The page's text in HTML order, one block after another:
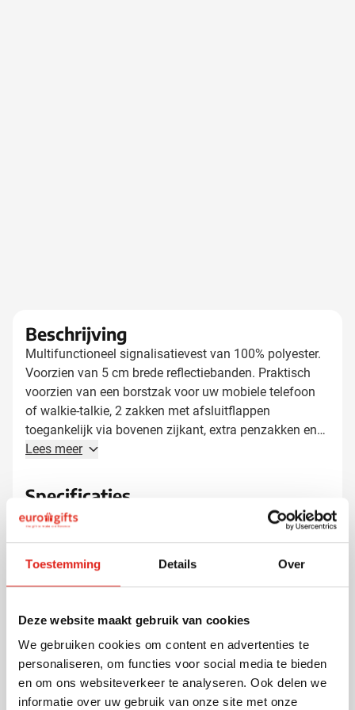
Toestemming Details Over
Deze website maakt gebruik van cookies
We gebruiken cookies om content en advertenties te
personaliseren, om functies voor social media te bieden
en om ons websiteverkeer te analyseren. Ook delen we
informatie over uw gebruik van onze site met onze
Beschrijving
Multifunctioneel signalisatievest van 100% polyester.
Voorzien van 5 cm brede reflectiebanden. Praktisch
voorzien van een borstzak voor uw mobiele telefoon
of walkie-talkie, 2 zakken met afsluitflappen
toegankelijk via bovenen zijkant, extra penzakken en
sleutelhouder. met handig ID-zakje op de rechterborst.
ISO20471:2013 Klasse 2 enkel Hi Vis Yellow, Orange
enkel Paramedic Green/Yellow, Royal Blue/Yellow,
Red/Yellow, Yellow/Black, Orange/Black, Yellow/Navy,
Orange/Navy, Yellow/Grey, Orange/Grey en
Lees meer
Specificaties
Artikelnummer
Merk
YOKO
Andere klanten kozen ook voor